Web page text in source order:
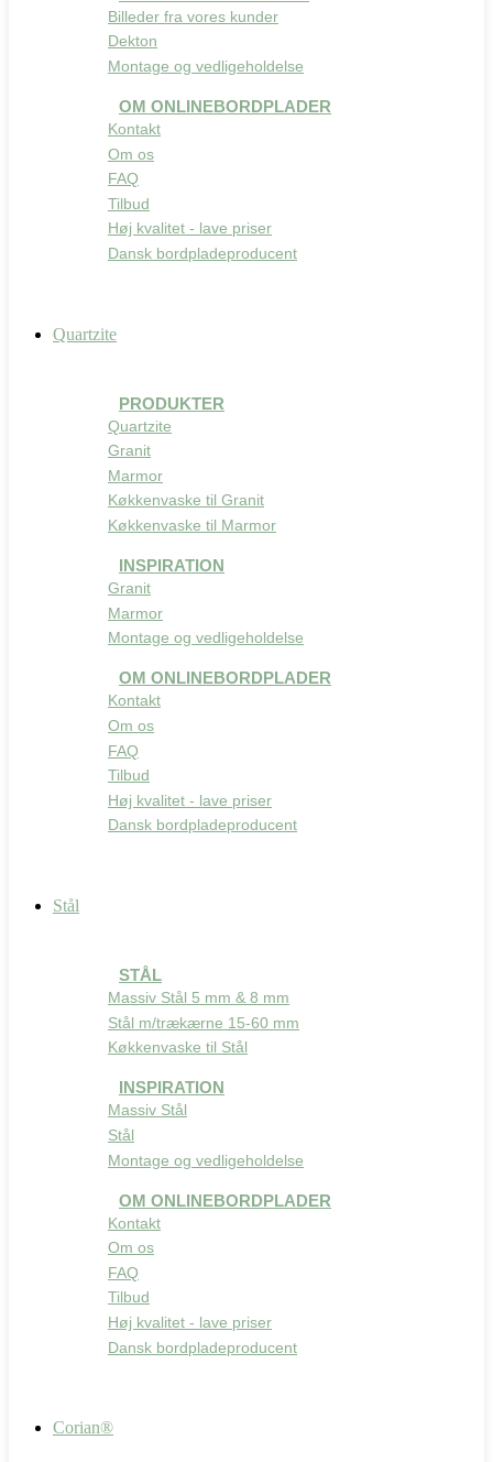
Billeder fra vores kunder
Dekton
Montage og vedligeholdelse
OM ONLINEBORDPLADER
Kontakt
Om os
FAQ
Tilbud
Høj kvalitet - lave priser
Dansk bordpladeproducent
Quartzite
PRODUKTER
Quartzite
Granit
Marmor
Køkkenvaske til Granit
Køkkenvaske til Marmor
INSPIRATION
Granit
Marmor
Montage og vedligeholdelse
OM ONLINEBORDPLADER
Kontakt
Om os
FAQ
Tilbud
Høj kvalitet - lave priser
Dansk bordpladeproducent
Stål
STÅL
Massiv Stål 5 mm & 8 mm
Stål m/trækærne 15-60 mm
Køkkenvaske til Stål
INSPIRATION
Massiv Stål
Stål
Montage og vedligeholdelse
OM ONLINEBORDPLADER
Kontakt
Om os
FAQ
Tilbud
Høj kvalitet - lave priser
Dansk bordpladeproducent
Corian®